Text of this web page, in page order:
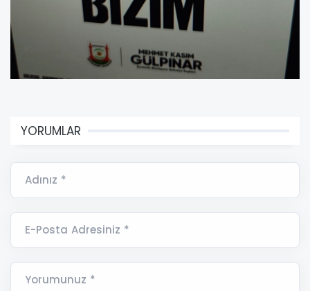
YORUMLAR
Adınız *
E-Posta Adresiniz *
Yorumunuz *